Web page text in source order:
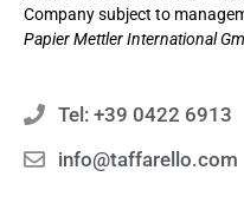
Company subject to
Papier Mettler International
Tel: +39 0422 6913
info@taffarello.com